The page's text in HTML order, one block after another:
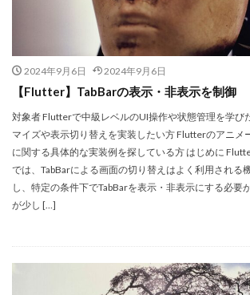
2024年9月6日 2024年9月6日
【Flutter】TabBarの表示・非表示を制御
対象者 Flutterで中級レベルのUI操作や状態管理を学び
マイズや表示切り替えを実装したい方 Flutterのアニメ
に関する具体的な実装例を探している方 はじめに
では、TabBarによる画面の切り替えはよく利用される
し、特定の条件下でTabBarを表示・非表示にする必要
が少し […]